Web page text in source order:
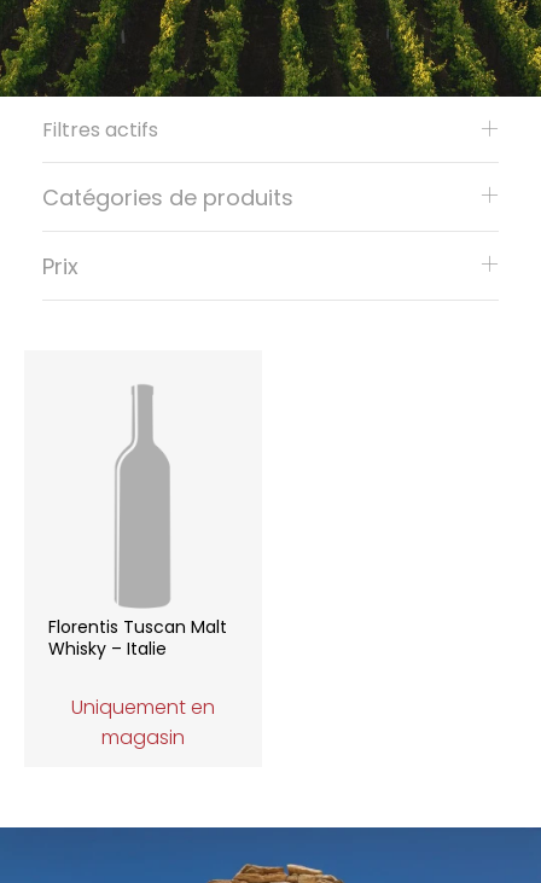
Florentis Tuscan Malt
Whisky – Italie
Uniquement en
magasin
Filtres actifs
Catégories de produits
Prix